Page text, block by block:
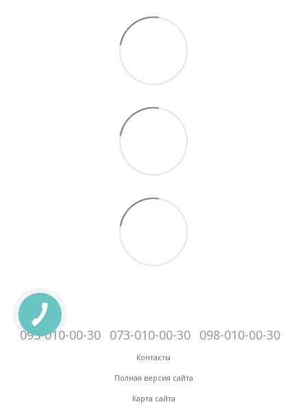
095-010-00-30 073-010-00-30 098-010-00-30
Контакты
Полная версия сайта
Карта сайта